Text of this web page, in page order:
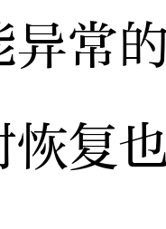
异常
恢复